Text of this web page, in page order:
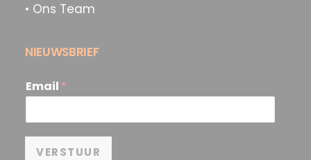
• Ons Team
NIEUWSBRIEF
Email *
VERSTUUR